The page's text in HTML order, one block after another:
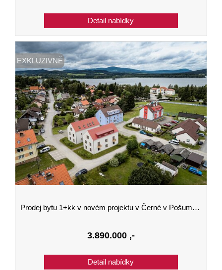
EXKLUZIVNĚ
Prodej bytu 1+kk v novém projektu v Černé v Pošumaví budova A 3.podlaží
3.890.000 ,-